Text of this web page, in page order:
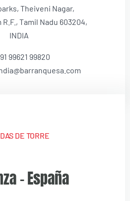
Theiveni Nagar,
Tamil Nadu 603204,
INDIA
99621 99820
DE TORRE
– España